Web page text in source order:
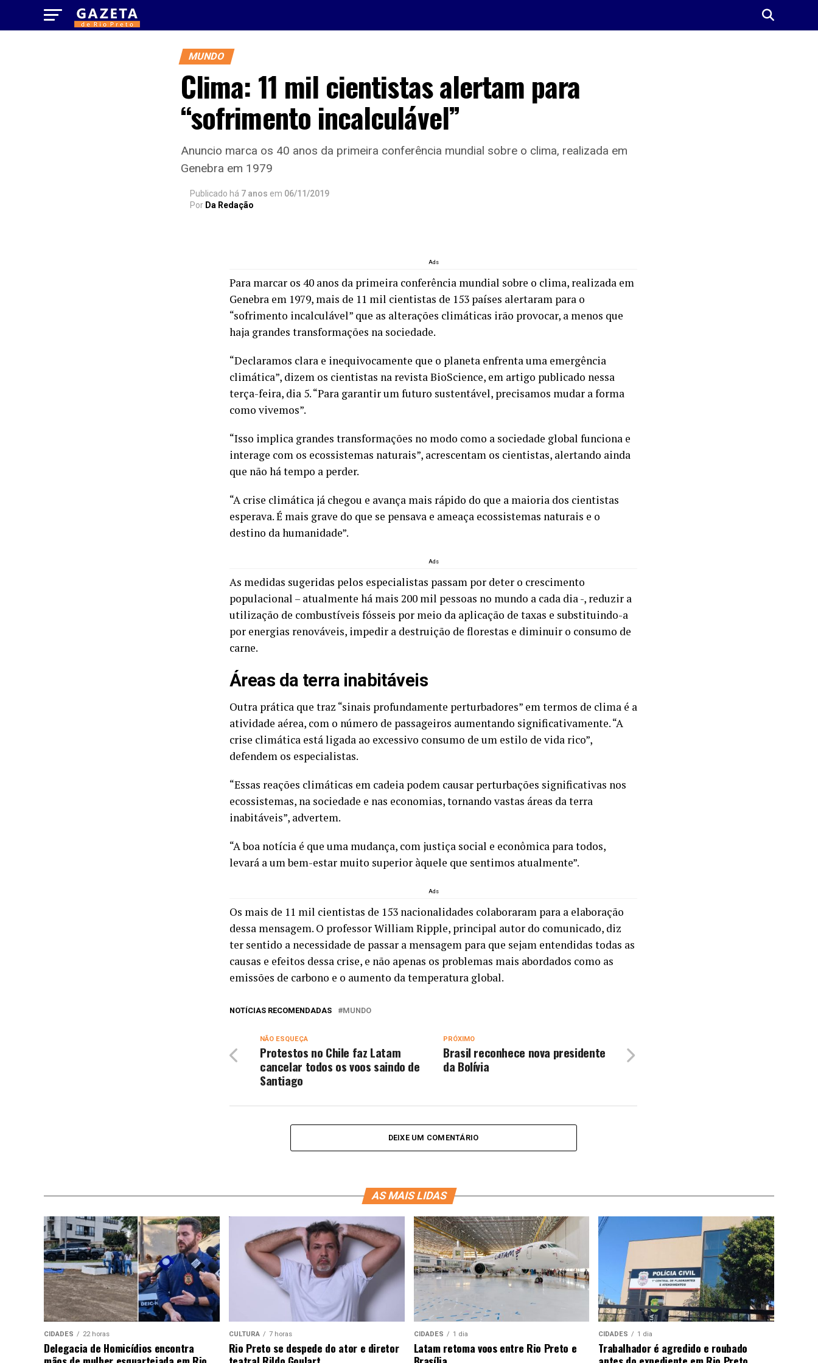
MUNDO
Clima: 11 mil cientistas alertam para
“sofrimento incalculável”
Anuncio marca os 40 anos da primeira conferência mundial sobre o clima, realizada em
Genebra em 1979
Publicado há 7 anos em 06/11/2019
Por Da Redação
Ads
Para marcar os 40 anos da primeira conferência mundial sobre o clima, realizada em
Genebra em 1979, mais de 11 mil cientistas de 153 países alertaram para o
“sofrimento incalculável” que as alterações climáticas irão provocar, a menos que
haja grandes transformações na sociedade.
“Declaramos clara e inequivocamente que o planeta enfrenta uma emergência
climática”, dizem os cientistas na revista BioScience, em artigo publicado nessa
terça-feira, dia 5. “Para garantir um futuro sustentável, precisamos mudar a forma
como vivemos”.
“Isso implica grandes transformações no modo como a sociedade global funciona e
interage com os ecossistemas naturais”, acrescentam os cientistas, alertando ainda
que não há tempo a perder.
“A crise climática já chegou e avança mais rápido do que a maioria dos cientistas
esperava. É mais grave do que se pensava e ameaça ecossistemas naturais e o
destino da humanidade”.
Ads
As medidas sugeridas pelos especialistas passam por deter o crescimento
populacional – atualmente há mais 200 mil pessoas no mundo a cada dia -, reduzir a
utilização de combustíveis fósseis por meio da aplicação de taxas e substituindo-a
por energias renováveis, impedir a destruição de florestas e diminuir o consumo de
carne.
Áreas da terra inabitáveis
Outra prática que traz “sinais profundamente perturbadores” em termos de clima é a
atividade aérea, com o número de passageiros aumentando significativamente. “A
crise climática está ligada ao excessivo consumo de um estilo de vida rico”,
defendem os especialistas.
“Essas reações climáticas em cadeia podem causar perturbações significativas nos
ecossistemas, na sociedade e nas economias, tornando vastas áreas da terra
inabitáveis”, advertem.
“A boa notícia é que uma mudança, com justiça social e econômica para todos,
levará a um bem-estar muito superior àquele que sentimos atualmente”.
Ads
Os mais de 11 mil cientistas de 153 nacionalidades colaboraram para a elaboração
dessa mensagem. O professor William Ripple, principal autor do comunicado, diz
ter sentido a necessidade de passar a mensagem para que sejam entendidas todas as
causas e efeitos dessa crise, e não apenas os problemas mais abordados como as
emissões de carbono e o aumento da temperatura global.
NOTÍCIAS RECOMENDADAS MUNDO
PRÓXIMO
Brasil reconhece nova presidente
da Bolívia
NÃO ESQUEÇA
Protestos no Chile faz Latam
cancelar todos os voos saindo de
Santiago
DEIXE UM COMENTÁRIO
AS MAIS LIDAS
CIDADES 22 horas
Delegacia de Homicídios encontra
CULTURA 7 horas
Rio Preto se despede do ator e diretor
CIDADES 1 dia
Latam retoma voos entre Rio Preto e
CIDADES 1 dia
Trabalhador é agredido e roubado